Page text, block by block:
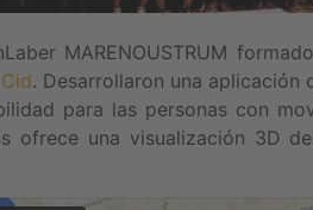
MARENOUSTRUM
. Desarrollaron una aplicación
para las personas con
ofrece una visualización 3D